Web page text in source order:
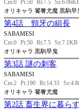
Cm:0 Pt:50 Rt:7.5
オリキャラ 饕餮尤魔 黒駒早
第4話 頸牙の組長
SABAMESI
Cm:0 Pt:50 Rt:7.5 Sz:7.1KB
オリキャラ 黒駒早鬼
第3話 謎の刺客
SABAMESI
Cm:2 Pt:190 Rt:14.33
オリキャラ 饕餮尤魔
第2話 畜生界に暮らす